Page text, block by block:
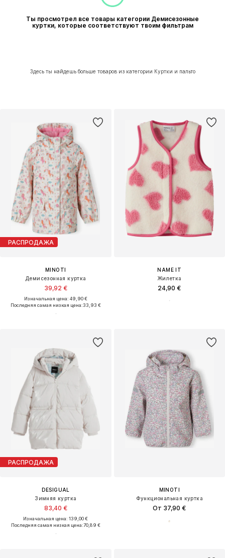
Ты просмотрел все товары категории Демисезонные
куртки, которые соответствуют твоим фильтрам
Здесь ты найдешь больше товаров из категории Куртки и пальто
РАСПРОДАЖА
MINOTI
Демисезонная куртка
39,92 €
Изначальная цена: 49,90 €
Последняя самая низкая цена:33,93 €
NAME IT
Жилетка
24,90 €
РАСПРОДАЖА
DESIGUAL
Зимняя куртка
83,40 €
Изначальная цена: 139,00 €
Последняя самая низкая цена:70,89 €
MINOTI
Функциональная куртка
От 37,90 €